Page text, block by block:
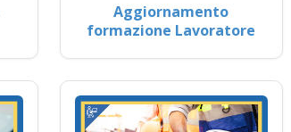
Aggiornamento
formazione Lavoratore